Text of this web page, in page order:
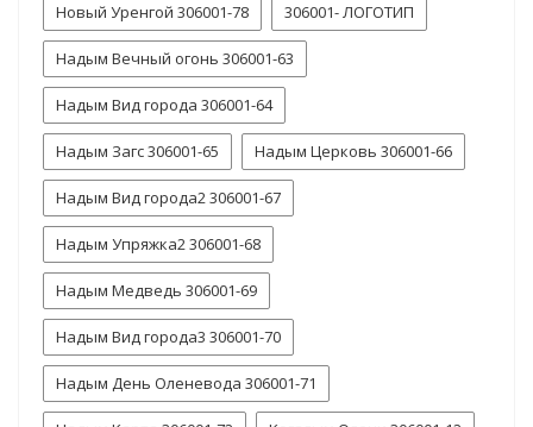
Новый Уренгой 306001-78 306001- ЛОГОТИП
Надым Вечный огонь 306001-63
Надым Вид города 306001-64
Надым Загс 306001-65 Надым Церковь 306001-66
Надым Вид города2 306001-67
Надым Упряжка2 306001-68
Надым Медведь 306001-69
Надым Вид города3 306001-70
Надым День Оленевода 306001-71